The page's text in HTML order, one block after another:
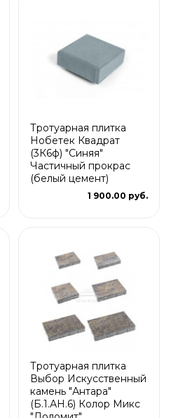
Тротуарная плитка
Нобетек Квадрат
(3К6ф) "Синяя"
Частичный прокрас
(белый цемент)
1 900.00 руб.
Тротуарная плитка
Выбор Искусственный
камень "Антара"
(Б.1.АН.6) Колор Микс